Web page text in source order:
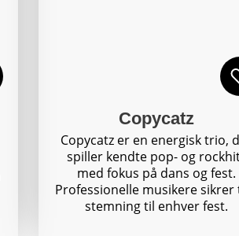
Copycatz
Copycatz er en energisk trio,
spiller kendte pop- og
med fokus på dans og fest.
Professionelle musikere sikrer
stemning til enhver fest.